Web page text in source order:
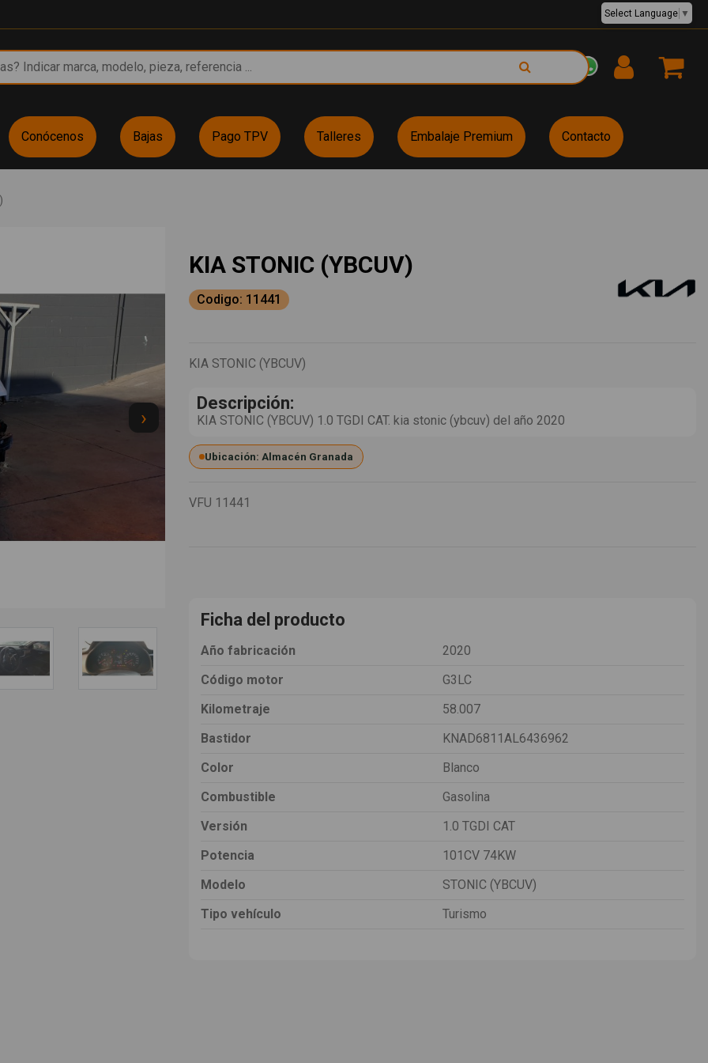
EUR €
Select Language ▼
Conócenos Bajas Pago TPV Talleres Embalaje Premium Contacto
›
KIA STONIC (YBCUV)
Codigo: 11441
KIA STONIC (YBCUV)
Descripción:
KIA STONIC (YBCUV) 1.0 TGDI CAT. kia stonic (ybcuv) del año 2020
Ubicación: Almacén Granada
VFU 11441
Ficha del producto
Año fabricación
2020
Código motor
G3LC
Kilometraje
58.007
Bastidor
KNAD6811AL6436962
Color
Blanco
Combustible
Gasolina
Versión
1.0 TGDI CAT
Potencia
101CV 74KW
Modelo
STONIC (YBCUV)
Tipo vehículo
Turismo